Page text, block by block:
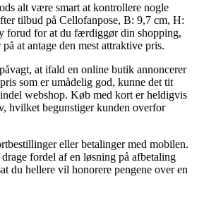
alt være smart at kontrollere nogle
tilbud på Cellofanpose, B: 9,7 cm, H:
forud for at du færdiggør din shopping,
at antage den mest attraktive pris.
at ifald en online butik annoncerer
som er umådelig god, kunne det tit
webshop. Køb med kort er heldigvis
hvilket begunstiger kunden overfor
eller betalinger med mobilen.
fordel af en løsning på afbetaling
du hellere vil honorere pengene over en